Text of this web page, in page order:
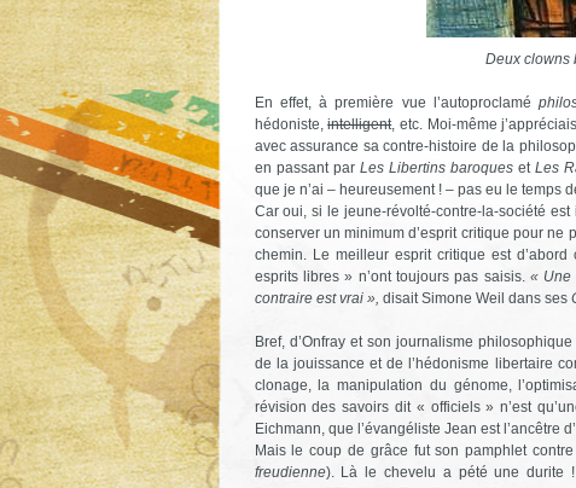
Deux clowns
En effet, à première vue l’autoproclamé
hédoniste,intelligent, etc. Moi-même
avec assurance sa contre-histoire de la
en passant par Les Libertins baroquesetLes
que je n’ai – heureusement ! – pas eu le temps
Car oui, si le jeune-révolté-contre-la-société
conserver un minimum d’esprit critique pour ne
chemin. Le meilleur esprit critique est
esprits libres » n’ont toujours pas saisis.« Une
contraire est vrai », disait Simone Weil dans ses
Bref, d’Onfray et son journalisme
de la jouissance et de l’hédonisme libertaire
clonage, la manipulation du génome,
révision des savoirs dit « officiels » n’est
Eichmann, que l’évangéliste Jean est l’ancêtre
Mais le coup de grâce fut son pamphlet
freudienne). Là le chevelu a pété une durite !